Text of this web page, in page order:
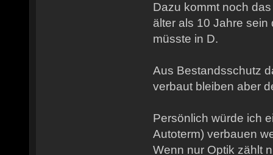
Dazu kommt noch
älter als 10 Jahre
müsste in D.
Aus Bestandsschutz
verbaut bleiben aber
Persönlich würde ich
Autoterm) verbauen
Wenn nur Optik zählt